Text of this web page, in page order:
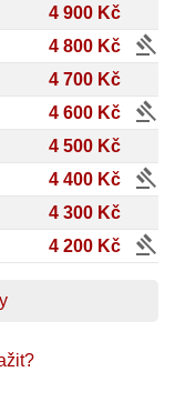
4 900 Kč
4 800 Kč gavel
4 700 Kč
4 600 Kč gavel
4 500 Kč
4 400 Kč gavel
4 300 Kč
4 200 Kč
gavel